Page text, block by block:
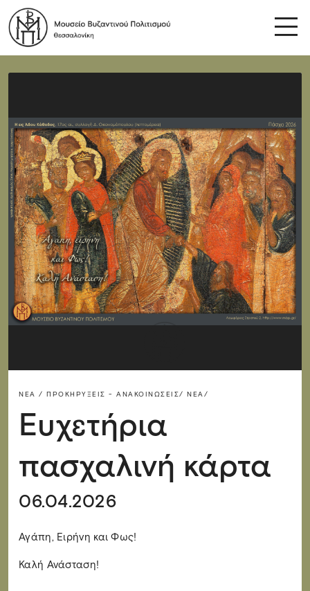
ΝΈΑ / ΠΡΟΚΗΡΎΞΕΙΣ - ΑΝΑΚΟΙΝΏΣΕΙΣ/ ΝΈΑ/
Ευχετήρια
πασχαλινή κάρτα
06.04.2026
Αγάπη, Ειρήνη και Φως!
Καλή Ανάσταση!